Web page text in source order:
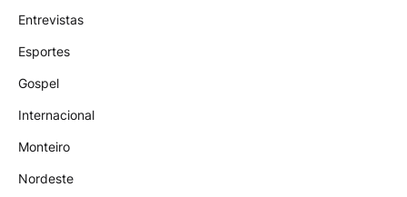
Entrevistas
Esportes
Gospel
Internacional
Monteiro
Nordeste